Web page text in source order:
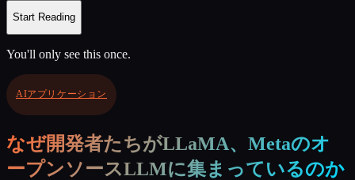
Start Reading
You'll only see this once.
AIアプリケーション
なぜ開発者たちがLLaMA、Metaのオ
ープンソースLLMに集まっているのか